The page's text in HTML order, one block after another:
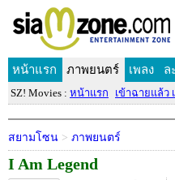
หน้าแรก ภาพยนตร์ เพลง ล
SZ! Movies : หน้าแรก เข้าฉายแล้ว
สยามโซน > ภาพยนตร์
I Am Legend